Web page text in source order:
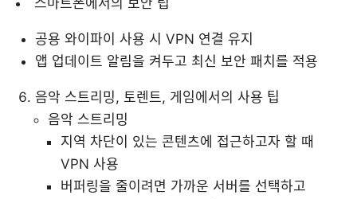
공용 와이파이 사용 시 VPN 연결 유지
앱 업데이트 알림을 켜두고 최신 보안 패치를 적용
음악 스트리밍, 토렌트, 게임에서의 사용 팁
음악 스트리밍
지역 차단이 있는 콘텐츠에 접근하고자 할 때
VPN 사용
버퍼링을 줄이려면 가까운 서버를 선택하고